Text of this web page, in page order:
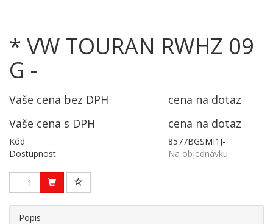
* VW TOURAN RWHZ 09
G -
Vaše cena bez DPH
cena na dotaz
Vaše cena s DPH
cena na dotaz
Kód
8577BGSMI1J-
Dostupnost
Na objednávku
Popis